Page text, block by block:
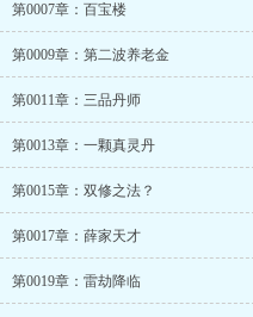
第0007章：百宝楼
第0009章：第二波养老金
第0011章：三品丹师
第0013章：一颗真灵丹
第0015章：双修之法？
第0017章：薛家天才
第0019章：雷劫降临